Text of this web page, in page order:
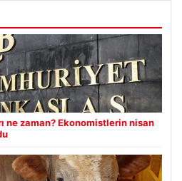
ne zaman? Ekonomistlerin nisan